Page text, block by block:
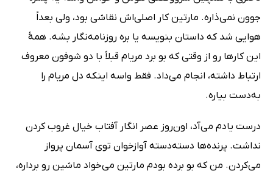
جوون نمی‌ذاره. مارتین کار اصلی‌اش نقاشی بود، ولی بعداً
هوایی شد که داستان بنویسه یا بره روزنامه‌نگار بشه. همۀ
این کارها رو از وقتی که بو برد مریام قبلاً با دو شوفون معروف
ارتباط داشته، انجام می‌داد. فقط واسه اینکه دل مریام را
به‌دست بیاره.
درست یادم می‌آد، اون‌روز عصر انگار آفتاب خیال غروب کردن
نداشت. پرنده‌ها دسته‌دسته آوازخوان توی آسمان پرواز
می‌کردن. من که بو برده بودم مارتین می‌خواد ماشین رو برداره،